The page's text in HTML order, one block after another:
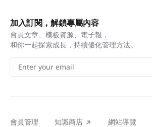
加入訂閱，解鎖專屬內容
會員文章、模板資源、電子報，
和你一起探索成長，持續優化管理方法。
Enter your email
會員管理 知識商店 網站導覽